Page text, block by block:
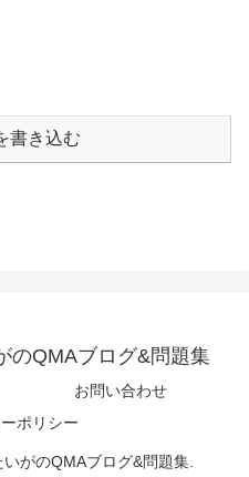
書き込む
のQMAブログ&問題集
お問い合わせ
ポリシー
がのQMAブログ&問題集.